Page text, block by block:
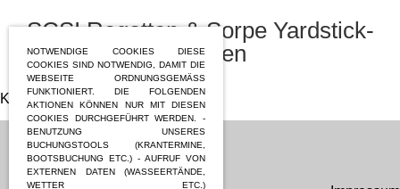
NOTWENDIGE COOKIES DIESE
COOKIES SIND NOTWENDIG, DAMIT DIE
WEBSEITE ORDNUNGSGEMÄSS F
UNKTIONIERT. DIE FOLGENDEN A
KTIONEN KÖNNEN NUR MIT DIESEN C
OOKIES DURCHGEFÜHRT WERDEN. - B
ENUTZUNG UNSERES B
UCHUNGSTOOLS (KRANTERMINE, B
OOTSBUCHUNG ETC.) - AUFRUF VON E
XTERNEN DATEN (WASSEERTÄNDE, W
ETTER ETC.)
SCSI Regatten & Sorpe Yardstick-
Regatten
Keine Termine vorhanden.